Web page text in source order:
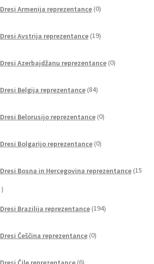
Dresi Armenija reprezentance 0izdelkov
Dresi Avstrija reprezentance 19izdelkov
Dresi Azerbajdžanu reprezentance 0izdelkov
Dresi Belgija reprezentance 84izdelkov
Dresi Belorusijo reprezentance 0izdelkov
Dresi Bolgarijo reprezentance 0izdelkov
Dresi Bosna in Hercegovina reprezentance 15
15
Dresi Brazilija reprezentance 194izdelkov
Dresi Češčina reprezentance 0izdelkov